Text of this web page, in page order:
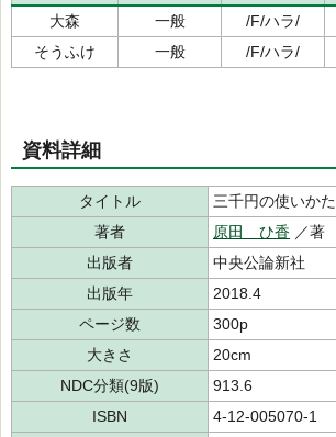
大森
一般 /F/ハラ/
そうふけ
一般 /F/ハラ/
資料詳細
タイトル
三千円の使いかた
著者
原田 ひ香 ／著
出版者
中央公論新社
出版年
2018.4
ページ数
300p
大きさ
20cm
NDC分類(9版)
913.6
ISBN
4-12-005070-1